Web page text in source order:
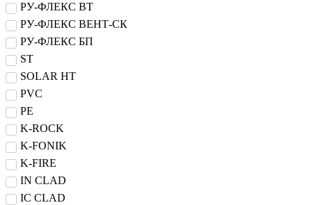
РУ-ФЛЕКС ВТ
РУ-ФЛЕКС ВЕНТ-СК
РУ-ФЛЕКС БП
ST
SOLAR HT
PVC
PE
K-ROCK
K-FONIK
K-FIRE
IN CLAD
IC CLAD